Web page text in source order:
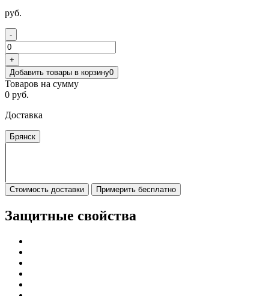
руб.
-
+
Добавить товары в корзину0
Товаров на сумму
0 руб.
Доставка
Брянск
Стоимость доставки Примерить бесплатно
Защитные свойства